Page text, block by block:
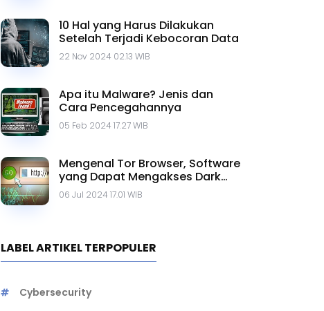
10 Hal yang Harus Dilakukan
Setelah Terjadi Kebocoran Data
22 Nov 2024 02.13 WIB
Apa itu Malware? Jenis dan
Cara Pencegahannya
05 Feb 2024 17.27 WIB
Mengenal Tor Browser, Software
yang Dapat Mengakses Dark
Web
06 Jul 2024 17.01 WIB
LABEL ARTIKEL TERPOPULER
Cybersecurity